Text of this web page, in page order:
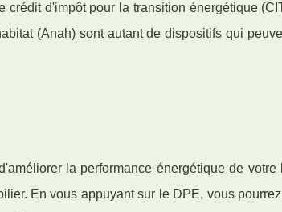
d'impôt pour la transition énergétique
(Anah) sont autant de dispositifs qui
la performance énergétique de votre
En vous appuyant sur le DPE, vous